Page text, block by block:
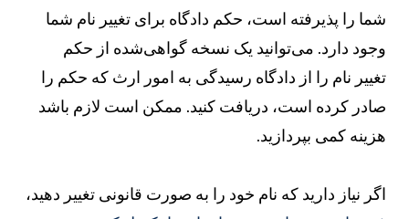
شما را پذیرفته است، حکم دادگاه برای تغییر نام شما
وجود دارد. می‌توانید یک نسخه گواهی‌شده از حکم
تغییر نام را از دادگاه رسیدگی به امور ارث که حکم را
صادر کرده است، دریافت کنید. ممکن است لازم باشد
هزینه کمی بپردازید.
اگر نیاز دارید که نام خود را به صورت قانونی تغییر دهید،